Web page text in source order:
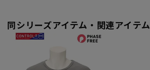
同シリーズアイテム・関連アイテム